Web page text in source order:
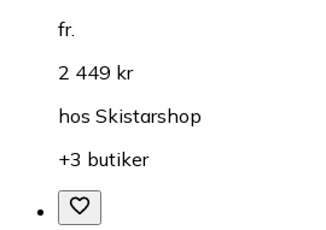
fr.
2 449 kr
hos Skistarshop
+3 butiker